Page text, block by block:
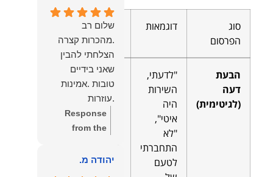
סוג
הפרסום
דוגמאות
סטטוס
משפטי
הבעת
דעה
(לגיטימית)
"לדעתי,
השירות
היה
איטי",
"לא
התחברתי
לטעם
מותרת
במסגרת
חופש
הביטוי,
גם אם
פוגעת
שמחפש עורך דין
מקצועי, אמין
ומסור.
שלום רב
.מהכרות קצרה
הצלחתי להבין
שאני בידיים
טובות .אמינות
.עוזרות
.ומקשיבות .אין לי
מילים להודות
העוצמות
Response
from the
רבה על המילים
יהודה מ.